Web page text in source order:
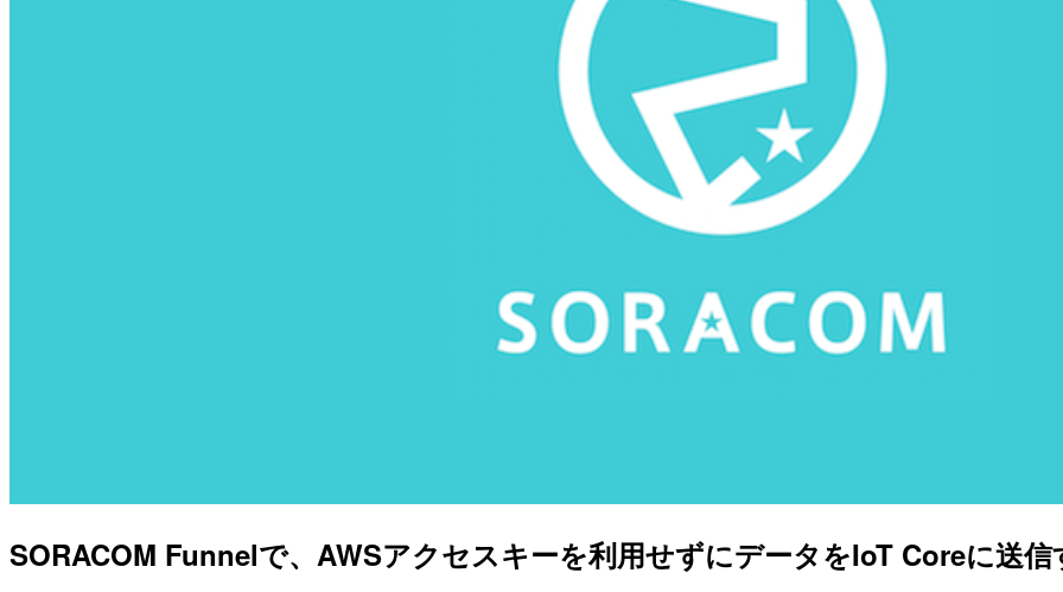
SORACOM Funnelで、AWSアクセスキーを利用せずにデータをIoT Coreに送信